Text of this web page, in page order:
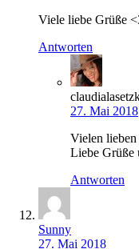
Viele liebe Grüße
Antworten
27. Mai 2018
Vielen
Liebe Grüße
Antworten
Sunny
27. Mai 2018